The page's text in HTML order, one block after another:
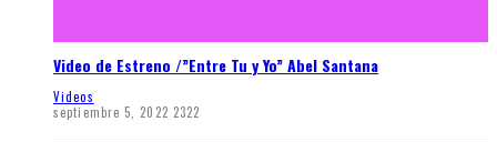
Video de Estreno /”Entre Tu y Yo” Abel Santana
Videos
septiembre 5, 2022 2322